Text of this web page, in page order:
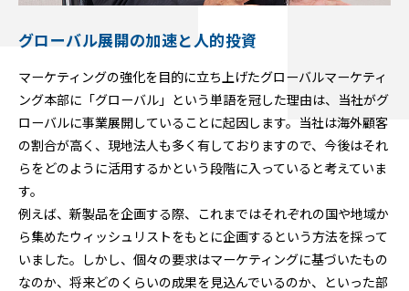
グローバル展開の加速と人的投資
マーケティングの強化を目的に立ち上げたグローバルマーケティ
ング本部に「グローバル」という単語を冠した理由は、当社がグ
ローバルに事業展開していることに起因します。当社は海外顧客
の割合が高く、現地法人も多く有しておりますので、今後はそれ
らをどのように活用するかという段階に入っていると考えていま
す。
例えば、新製品を企画する際、これまではそれぞれの国や地域か
ら集めたウィッシュリストをもとに企画するという方法を採って
いました。しかし、個々の要求はマーケティングに基づいたもの
なのか、将来どのくらいの成果を見込んでいるのか、といった部